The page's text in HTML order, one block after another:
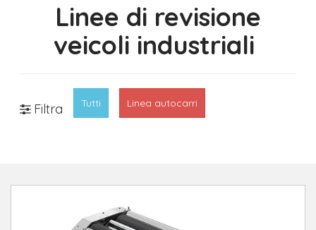
Linee di revisione
veicoli industriali
Filtra Tutti Linea autocarri